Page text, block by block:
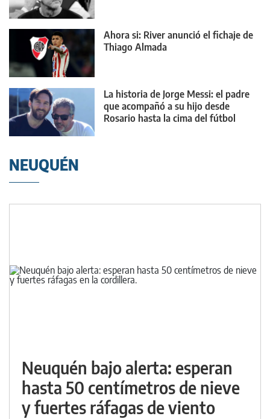
Ahora si: River anunció el fichaje de
Thiago Almada
La historia de Jorge Messi: el padre
que acompañó a su hijo desde
Rosario hasta la cima del fútbol
NEUQUÉN
Neuquén bajo alerta: esperan
hasta 50 centímetros de nieve
y fuertes ráfagas de viento